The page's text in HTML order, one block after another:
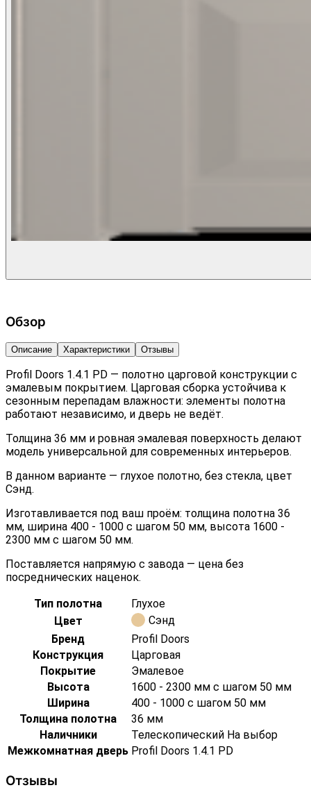
Обзор
Описание Характеристики Отзывы
Profil Doors 1.4.1 PD — полотно царговой конструкции с
эмалевым покрытием. Царговая сборка устойчива к
сезонным перепадам влажности: элементы полотна
работают независимо, и дверь не ведёт.
Толщина 36 мм и ровная эмалевая поверхность делают
модель универсальной для современных интерьеров.
В данном варианте — глухое полотно, без стекла, цвет
Сэнд.
Изготавливается под ваш проём: толщина полотна 36
мм, ширина 400 - 1000 с шагом 50 мм, высота 1600 -
2300 мм с шагом 50 мм.
Поставляется напрямую с завода — цена без
посреднических наценок.
Тип полотна
Глухое
Цвет
Сэнд
Бренд
Profil Doors
Конструкция
Царговая
Покрытие
Эмалевое
Высота
1600 - 2300 мм с шагом 50 мм
Ширина
400 - 1000 с шагом 50 мм
Толщина полотна
36 мм
Наличники
Телескопический На выбор
Межкомнатная дверь Profil Doors 1.4.1 PD
Отзывы